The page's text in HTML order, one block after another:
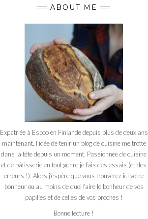
ABOUT ME
Expatriée à Espoo en Finlande depuis plus de deux ans
maintenant, l'idée de tenir un blog de cuisine me trotte
dans la tête depuis un moment. Passionnée de cuisine
et de pâtisserie en tout genre je fais des essais (et des
erreurs !). Alors j’espère que vous trouverez ici votre
bonheur ou au moins de quoi faire le bonheur de vos
papilles et de celles de vos proches !
Bonne lecture !